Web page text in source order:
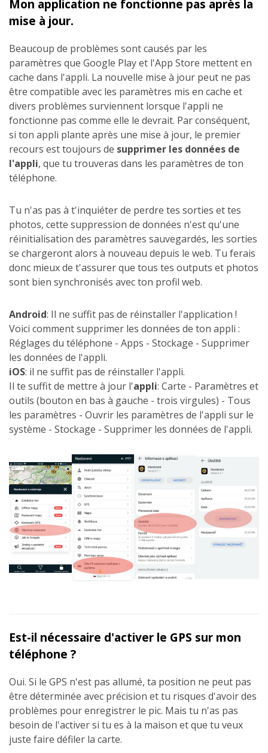
Mon application ne fonctionne pas après la
mise à jour.
Beaucoup de problèmes sont causés par les
paramètres que Google Play et l'App Store mettent en
cache dans l'appli. La nouvelle mise à jour peut ne pas
être compatible avec les paramètres mis en cache et
divers problèmes surviennent lorsque l'appli ne
fonctionne pas comme elle le devrait. Par conséquent,
si ton appli plante après une mise à jour, le premier
recours est toujours de supprimer les données de
l'appli, que tu trouveras dans les paramètres de ton
téléphone.
Tu n'as pas à t'inquiéter de perdre tes sorties et tes
photos, cette suppression de données n'est qu'une
réinitialisation des paramètres sauvegardés, les sorties
se chargeront alors à nouveau depuis le web. Tu ferais
donc mieux de t'assurer que tous tes outputs et photos
sont bien synchronisés avec ton profil web.
Android: Il ne suffit pas de réinstaller l'application !
Voici comment supprimer les données de ton appli :
Réglages du téléphone - Apps - Stockage - Supprimer
les données de l'appli.
iOS: il ne suffit pas de réinstaller l'appli.
Il te suffit de mettre à jour l'appli: Carte - Paramètres et
outils (bouton en bas à gauche - trois virgules) - Tous
les paramètres - Ouvrir les paramètres de l'appli sur le
système - Stockage - Supprimer les données de l'appli.
Est-il nécessaire d'activer le GPS sur mon
téléphone ?
Oui. Si le GPS n'est pas allumé, ta position ne peut pas
être déterminée avec précision et tu risques d'avoir des
problèmes pour enregistrer le pic. Mais tu n'as pas
besoin de l'activer si tu es à la maison et que tu veux
juste faire défiler la carte.